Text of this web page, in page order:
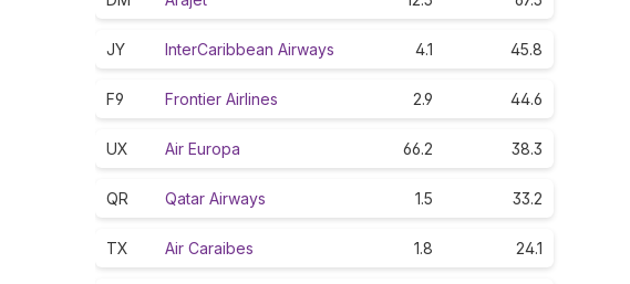
JY InterCaribbean Airways 4.1 45.8
F9 Frontier Airlines 2.9 44.6
UX Air Europa 66.2 38.3
QR Qatar Airways 1.5 33.2
TX Air Caraibes 1.8 24.1